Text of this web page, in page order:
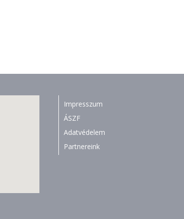
Impresszum
ÁSZF
Adatvédelem
Partnereink